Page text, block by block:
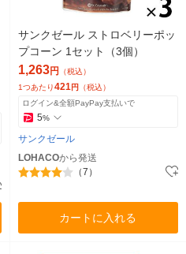
サンクゼール ストロベリーポッ
プコーン 1セット（3個）
1,263円
（税込）
1つあたり421円 （税込）
ログイン&全額PayPay支払いで
5%
サンクゼール
LOHACOから発送
（7）
カートに入れる